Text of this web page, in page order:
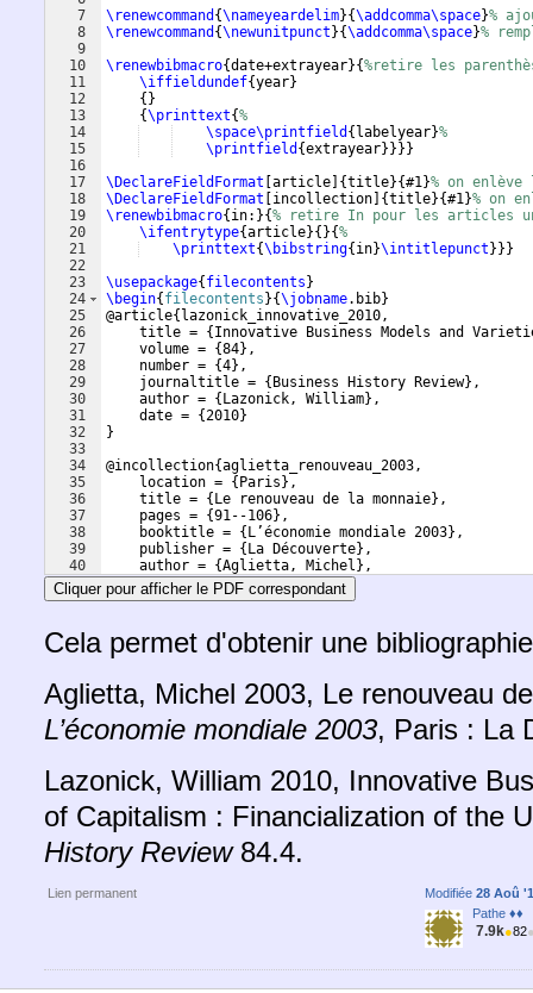
7
8
9
10
11
12
13
14
15
16
17
18
19
20
21
22
23
24
25
26
27
28
29
30
31
32
33
34
35
36
37
38
39
40
41
\renewcommand {\nameyeardelim}{\addcomma\space}%
\renewcommand {\newunitpunct }{\addcomma\space}%
\renewbibmacro{date+extrayear}{%retire les
\iffieldundef{year}
{ }
{\printtext{%
\space\printfield { labelyear}%
\printfield {extrayear}}}}
\DeclareFieldFormat article {title}{#1}% on
\DeclareFieldFormat
incollection {title}{#1}% on
\renewbibmacro{ in: }{% retire In pour les
\ifentrytype{article}{ }{%
\printtext{\bibstring{ in}\intitlepunct }}}
\usepackage{ filecontents }
\begin{ filecontents }{\jobname.bib}
@article{ lazonick_innovative_2010,
    title =
{ Innovative Business Models and
    volume =
{84} ,
    number =
{4} ,
    journaltitle =
{ Business History Review} ,
    author =
{ Lazonick, William} ,
    date =
{2010}
}
@incollection{aglietta_renouveau_2003,
    location =
{ Paris } ,
    title =
{ Le renouveau de la monnaie} ,
    pages =
{91--106} ,
    booktitle =
{ L’économie mondiale 2003} ,
    publisher =
{ La Découverte} ,
    author =
{Aglietta, Michel } ,
    date =
{2003}
Cliquer pour afficher le PDF correspondant
Cela permet d'obtenir une
Aglietta, Michel 2003, Le renouveau
L’économie mondiale 2003, Paris : La
Lazonick, William 2010, Innovative
of Capitalism : Financialization of the
History Review84.4.
Lien permanent Modifiée 28 Aoû
Pathe ♦♦
7.9k●82